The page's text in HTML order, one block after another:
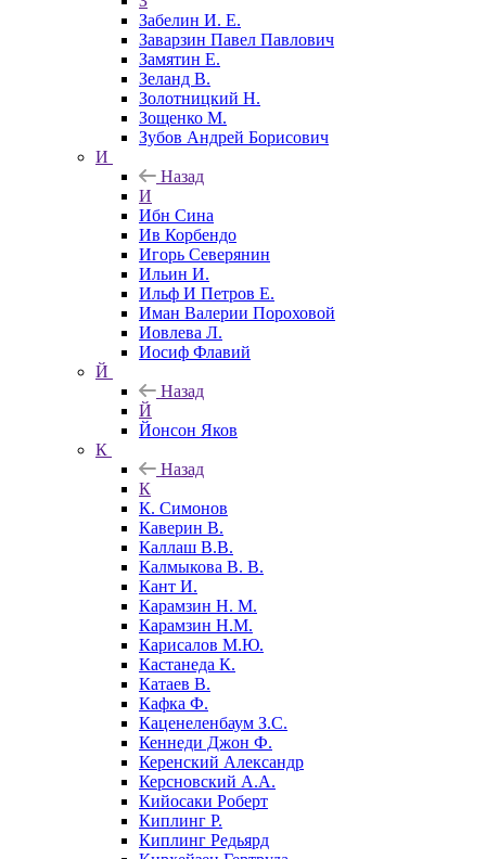
Забелин И. Е.
Заварзин Павел Павлович
Замятин Е.
Зеланд В.
Золотницкий Н.
Зощенко М.
Зубов Андрей Борисович
И
Назад
И
Ибн Сина
Ив Корбендо
Игорь Северянин
Ильин И.
Ильф И Петров Е.
Иман Валерии Пороховой
Иовлева Л.
Иосиф Флавий
Й
Назад
Й
Йонсон Яков
К
Назад
К
К. Симонов
Каверин В.
Каллаш В.В.
Калмыкова В. В.
Кант И.
Карамзин Н. М.
Карамзин Н.М.
Карисалов М.Ю.
Кастанеда К.
Катаев В.
Кафка Ф.
Каценеленбаум З.С.
Кеннеди Джон Ф.
Керенский Александр
Керсновский А.А.
Кийосаки Роберт
Киплинг Р.
Киплинг Редьярд